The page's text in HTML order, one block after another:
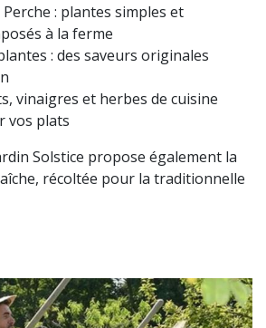
: plantes simples et
à la ferme
: des saveurs originales
vinaigres et herbes de cuisine
vos plats
Solstice propose également la
récoltée pour la traditionnelle